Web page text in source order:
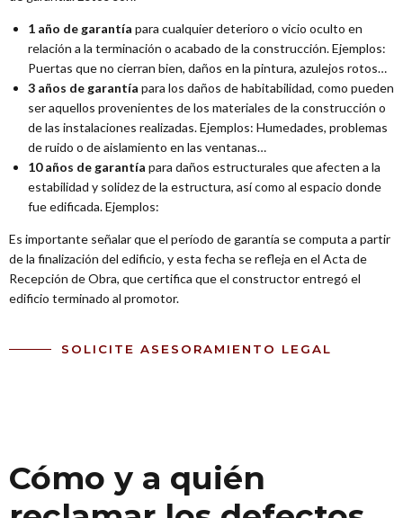
1 año de garantía para cualquier deterioro o vicio oculto en
relación a la terminación o acabado de la construcción. Ejemplos:
Puertas que no cierran bien, daños en la pintura, azulejos rotos…
3 años de garantía para los daños de habitabilidad, como pueden
ser aquellos provenientes de los materiales de la construcción o
de las instalaciones realizadas. Ejemplos: Humedades, problemas
de ruido o de aislamiento en las ventanas…
10 años de garantía para daños estructurales que afecten a la
estabilidad y solidez de la estructura, así como al espacio donde
fue edificada. Ejemplos:
Es importante señalar que el período de garantía se computa a partir
de la finalización del edificio, y esta fecha se refleja en el Acta de
Recepción de Obra, que certifica que el constructor entregó el
edificio terminado al promotor.
SOLICITE ASESORAMIENTO LEGAL
Cómo y a quién